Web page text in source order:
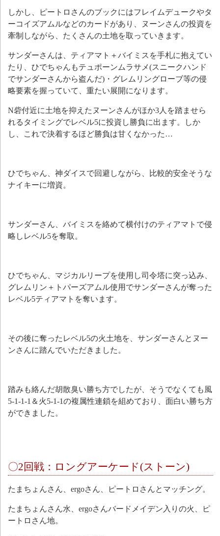
しかし、ピートロさんのブックにはフレイムデュークやタ
ーコイズアムルなどのカードがあり、ヌーンさんの投資を
牽制しながら、たくさんの土地を取っていきます。
サンダーさんは、ティアマト＋バイミスを手札に抱えてい
たり、ひでちゃんもテュポーンムラサメ(スニークハンド
でサンダーさんから盗んだ)・グレムリングローブ等の侵
略要素を握っていて、重たい展開になります。
N砦付近に土地を抑えたヌーンさんがほか3人を踏ませら
れるタイミングでレベル5に投資し勝負に出ます。しか
し、これで決着するほど勝負は甘くなかった…
ひでちゃん、神ダイスで回避しながら、比較的安全そうな
ナイキーに増資。
サンダーさん、バイミスを絡めて横付けのティアマトで侵
略しレベル5を奪取。
ひでちゃん、マジカルリープを使用し司令塔に突っ込み、
グレムリン＋トパーズアムル使用でサンダーさんが奪った
レベル5ティアマトを奪います。
その後に奪ったレベル5の火土地を、サンダーさんとヌー
ンさんに踏んでいただきました。
踏みも絡んだ胡散臭い勝ち方でしたが、そうでなくても風
5-1-1-1＆火5-1-1の複属性連鎖を組めており、面白い勝ち方
ができました。
〇2回戦：ロングアーケード(ストーン)
たまちょんさん、ergoさん、ピートロさんとマッチング。
たまちょんさん水、ergoさんバードメイデン入りの火、ピ
ートロさん地。